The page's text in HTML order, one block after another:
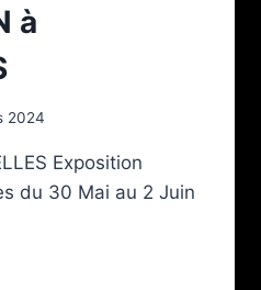
à
2024
Exposition
du 30 Mai au 2 Juin